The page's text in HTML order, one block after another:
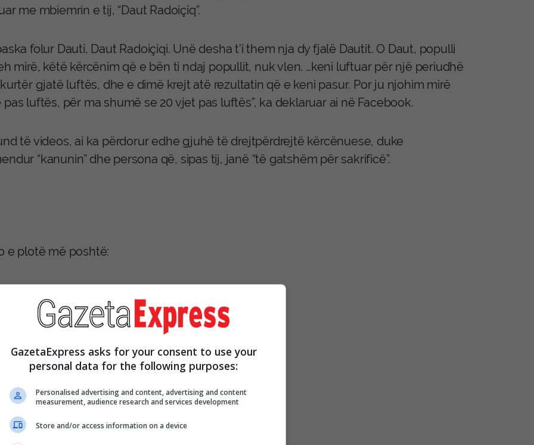
me mbiemrin e tij, “Daut Radoiçiq”.
folur Dauti, Daut Radoiçiqi. Unë desha t’i them nja dy fjalë Dautit. O Daut, populli
mirë, këtë kërcënim që e bën ti ndaj popullit, nuk vlen. …keni luftuar për një periudhë
gjatë luftës, dhe e dimë krejt atë rezultatin që e keni pasur. Por ju njohim mirë
pas luftës, për ma shumë se 20 vjet pas luftës”, ka deklaruar ai në Facebook.
të videos, ai ka përdorur edhe gjuhë të drejtpërdrejtë kërcënuese, duke
“kanunin” dhe persona që, sipas tij, janë “të gatshëm për sakrificë”.
e plotë më poshtë:
GazetaExpress asks for your consent to use your
personal data for the following purposes:
Personalised advertising and content, advertising and content
measurement, audience research and services development
Store and/or access information on a device